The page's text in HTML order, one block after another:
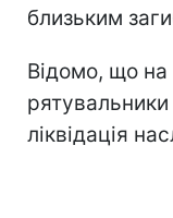
близьким
Відомо, що
рятувальники
ліквідація